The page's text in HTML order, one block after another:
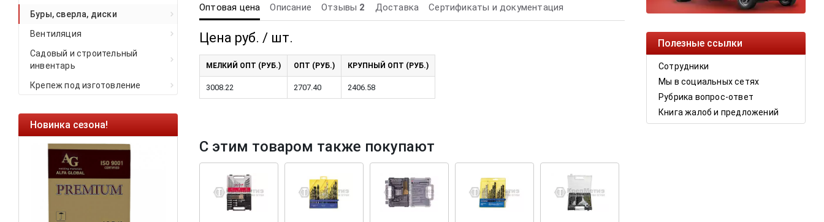
Буры, сверла, диски
Вентиляция
Садовый и строительный
инвентарь
Крепеж под изготовление
Новинка сезона!
Саморезы кровельные HKR-R
Ликвидация складских
остатков по ценам 2020 года!
Крепление террас и фасадов
У нас появилсяскрытый
крепеж для деревянных террас
и фасадов.
Полезные ссылки
Сотрудники
Мы в социальных сетях
Рубрика вопрос-ответ
Книга жалоб и предложений
Оптовая цена Описание Отзывы 2 Доставка Сертификаты и документация
Цена руб. / шт.
МЕЛКИЙ ОПТ (РУБ.) ОПТ (РУБ.) КРУПНЫЙ ОПТ (РУБ.)
3008.22 2707.40 2406.58
С этим товаром также покупают